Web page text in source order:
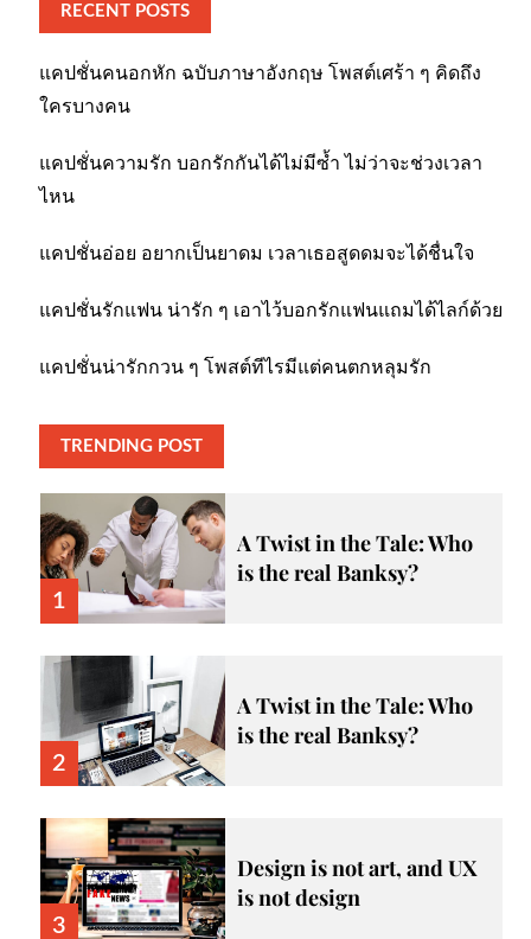
RECENT POSTS
แคปชั่นคนอกหัก ฉบับภาษาอังกฤษ โพสต์เศร้า ๆ คิดถึง
ใครบางคน
แคปชั่นความรัก บอกรักกันได้ไม่มีซ้ำ ไม่ว่าจะช่วงเวลา
ไหน
แคปชั่นอ่อย อยากเป็นยาดม เวลาเธอสูดดมจะได้ชื่นใจ
แคปชั่นรักแฟน น่ารัก ๆ เอาไว้บอกรักแฟนแถมได้ไลก์ด้วย
แคปชั่นน่ารักกวน ๆ โพสต์ทีไรมีแต่คนตกหลุมรัก
TRENDING POST
A Twist in the Tale: Who
is the real Banksy?
1
A Twist in the Tale: Who
is the real Banksy?
2
Design is not art, and UX
is not design
3